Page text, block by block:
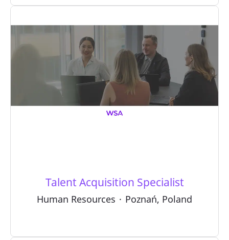
Talent Acquisition Specialist
Human Resources · Poznań, Poland